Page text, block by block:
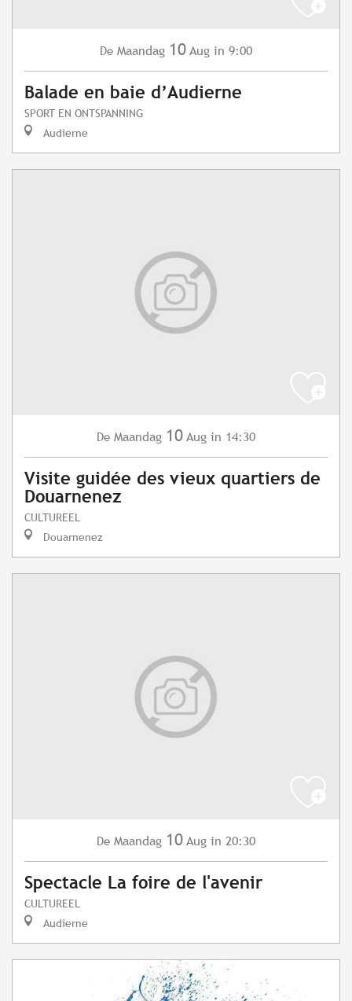
De Maandag 10 Aug in 9:00
Balade en baie d’Audierne
SPORT EN ONTSPANNING
Audierne
De Maandag 10 Aug in 14:30
Visite guidée des vieux quartiers de
Douarnenez
CULTUREEL
Douarnenez
De Maandag 10 Aug in 20:30
Spectacle La foire de l'avenir
CULTUREEL
Audierne